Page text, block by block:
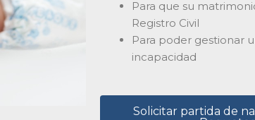
Para que su
Registro Civil
Para poder gestionar
incapacidad
Solicitar partida de